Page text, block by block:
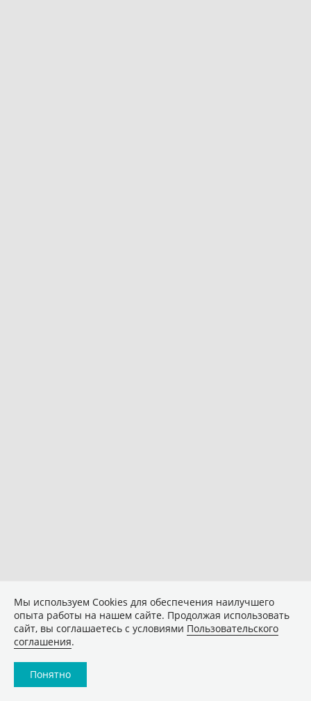
Мы используем Сookies для обеспечения наилучшего
опыта работы на нашем сайте. Продолжая использовать
сайт, вы соглашаетесь с условиями Пользовательского
соглашения.
Понятно